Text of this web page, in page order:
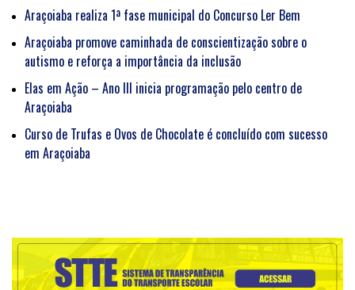
Araçoiaba realiza 1ª fase municipal do Concurso Ler Bem
Araçoiaba promove caminhada de conscientização sobre o
autismo e reforça a importância da inclusão
Elas em Ação – Ano III inicia programação pelo centro de
Araçoiaba
Curso de Trufas e Ovos de Chocolate é concluído com sucesso
em Araçoiaba